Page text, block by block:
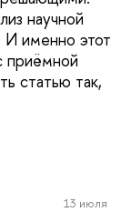
научной
И именно этот
приёмной
статью так,
13 июля